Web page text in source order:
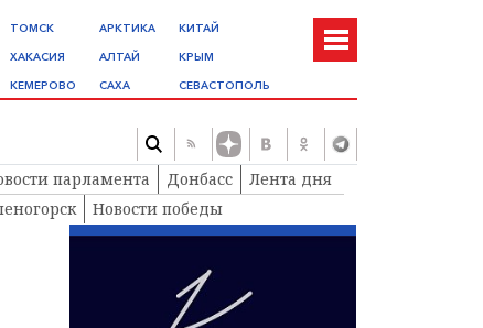
ТОМСК
ХАКАСИЯ
КЕМЕРОВО
АРКТИКА
АЛТАЙ
САХА
КИТАЙ
КРЫМ
СЕВАСТОПОЛЬ
парламента Донбасс
Лента дня
Новости победы